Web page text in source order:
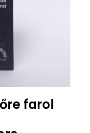
farol